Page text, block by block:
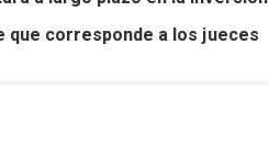
que corresponde a los jueces